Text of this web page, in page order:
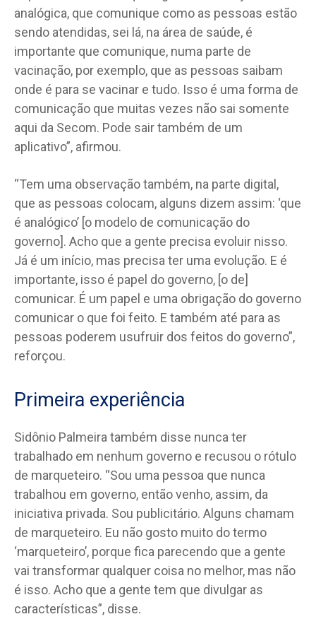
analógica, que comunique como as pessoas estão
sendo atendidas, sei lá, na área de saúde, é
importante que comunique, numa parte de
vacinação, por exemplo, que as pessoas saibam
onde é para se vacinar e tudo. Isso é uma forma de
comunicação que muitas vezes não sai somente
aqui da Secom. Pode sair também de um
aplicativo”, afirmou.
“Tem uma observação também, na parte digital,
que as pessoas colocam, alguns dizem assim: ‘que
é analógico’ [o modelo de comunicação do
governo]. Acho que a gente precisa evoluir nisso.
Já é um início, mas precisa ter uma evolução. E é
importante, isso é papel do governo, [o de]
comunicar. É um papel e uma obrigação do governo
comunicar o que foi feito. E também até para as
pessoas poderem usufruir dos feitos do governo”,
reforçou.
Primeira experiência
Sidônio Palmeira também disse nunca ter
trabalhado em nenhum governo e recusou o rótulo
de marqueteiro. “Sou uma pessoa que nunca
trabalhou em governo, então venho, assim, da
iniciativa privada. Sou publicitário. Alguns chamam
de marqueteiro. Eu não gosto muito do termo
‘marqueteiro’, porque fica parecendo que a gente
vai transformar qualquer coisa no melhor, mas não
é isso. Acho que a gente tem que divulgar as
características”, disse.